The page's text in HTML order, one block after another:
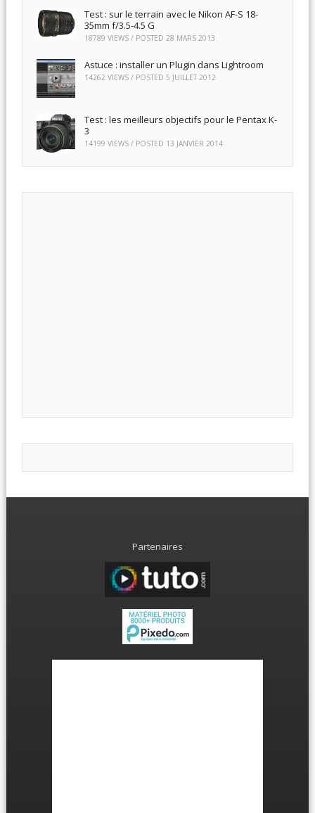
Test : sur le terrain avec le Nikon AF-S 18-
35mm f/3.5-4.5 G
18789 VIEWS / POSTED 28 MARS 2013
Astuce : installer un Plugin dans Lightroom
14262 VIEWS / POSTED 5 JUILLET 2012
Test : les meilleurs objectifs pour le Pentax K-
3
14199 VIEWS / POSTED 13 JANVIER 2014
Partenaires